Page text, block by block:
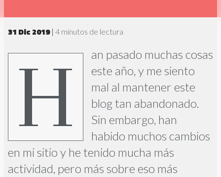
31 Dic 2019| 4 minutos de lectura
Han pasado muchas cosas
este año, y me siento
mal al mantener este
blog tan abandonado.
Sin embargo, han
habido muchos cambios
en mi sitio y he tenido mucha más
actividad, pero más sobre eso más